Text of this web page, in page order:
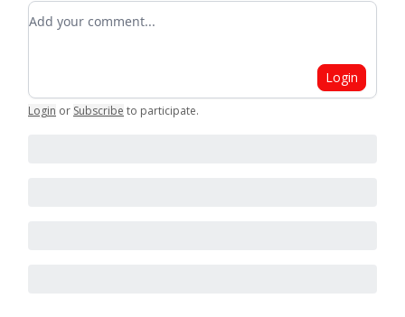
Add your comment
Login
Login or Subscribe to participate.